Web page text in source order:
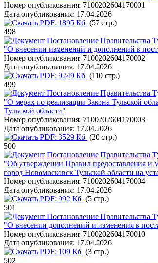
Номер опубликования: 7100202604170001
Дата опубликования: 17.04.2026
PDF: 1895 Кб (57 стр.)
498
Постановление Правительства
"О внесении изменений и дополнений в
Номер опубликования: 7100202604170002
Дата опубликования: 17.04.2026
PDF: 9249 Кб (110 стр.)
499
Постановление Правительства
"О мерах по реализации Закона Тульской
Тульской области"
Номер опубликования: 7100202604170003
Дата опубликования: 17.04.2026
PDF: 3529 Кб (20 стр.)
500
Постановление Правительства
"Об утверждении Правил предоставления и
город Новомосковск Тульской области на
Номер опубликования: 7100202604170004
Дата опубликования: 17.04.2026
PDF: 992 Кб (5 стр.)
501
Постановление Правительства
"О внесении дополнений и изменения в
Номер опубликования: 7100202604170010
Дата опубликования: 17.04.2026
PDF: 109 Кб (3 стр.)
502